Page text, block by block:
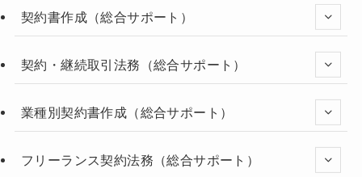
契約書作成（総合サポート）
契約・継続取引法務（総合サポート）
業種別契約書作成（総合サポート）
フリーランス契約法務（総合サポート）